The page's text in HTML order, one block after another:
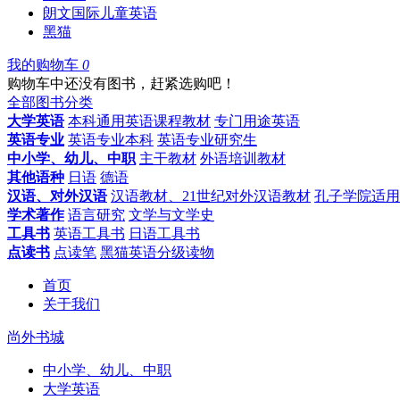
朗文国际儿童英语
黑猫
我的购物车 0
购物车中还没有图书，赶紧选购吧！
全部图书分类
大学英语 本科通用英语课程教材 专门用途英语
英语专业 英语专业本科 英语专业研究生
中小学、幼儿、中职 主干教材 外语培训教材
其他语种 日语 德语
汉语、对外汉语 汉语教材、21世纪对外汉语教材 孔子学院适
学术著作 语言研究 文学与文学史
工具书 英语工具书 日语工具书
点读书 点读笔 黑猫英语分级读物
首页
关于我们
尚外书城
中小学、幼儿、中职
大学英语